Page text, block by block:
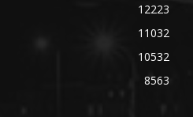
12223
11032
10532
8563